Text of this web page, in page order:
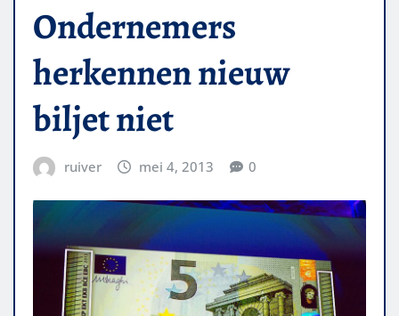
Ondernemers
herkennen nieuw
biljet niet
ruiver mei 4, 2013 0